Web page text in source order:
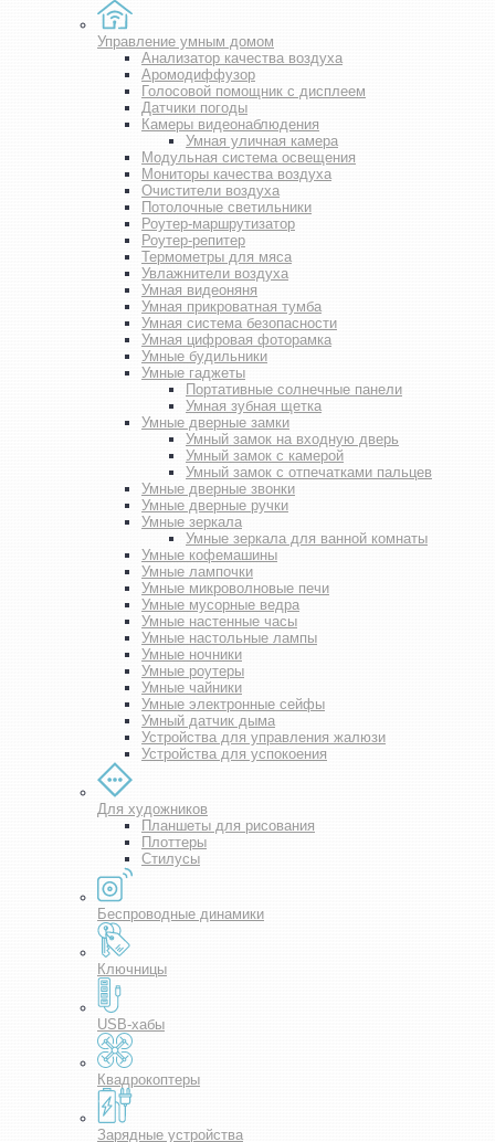
Управление умным домом
Анализатор качества воздуха
Аромодиффузор
Голосовой помощник с дисплеем
Датчики погоды
Камеры видеонаблюдения
Умная уличная камера
Модульная система освещения
Мониторы качества воздуха
Очистители воздуха
Потолочные светильники
Роутер-маршрутизатор
Роутер-репитер
Термометры для мяса
Увлажнители воздуха
Умная видеоняня
Умная прикроватная тумба
Умная система безопасности
Умная цифровая фоторамка
Умные будильники
Умные гаджеты
Портативные солнечные панели
Умная зубная щетка
Умные дверные замки
Умный замок на входную дверь
Умный замок с камерой
Умный замок с отпечатками пальцев
Умные дверные звонки
Умные дверные ручки
Умные зеркала
Умные зеркала для ванной комнаты
Умные кофемашины
Умные лампочки
Умные микроволновые печи
Умные мусорные ведра
Умные настенные часы
Умные настольные лампы
Умные ночники
Умные роутеры
Умные чайники
Умные электронные сейфы
Умный датчик дыма
Устройства для управления жалюзи
Устройства для успокоения
Для художников
Планшеты для рисования
Плоттеры
Стилусы
Беспроводные динамики
Ключницы
USB-хабы
Квадрокоптеры
Зарядные устройства